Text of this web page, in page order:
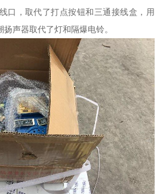
口，取代了打点按钮和三通接线盒，用
声器取代了灯和隔爆电铃。